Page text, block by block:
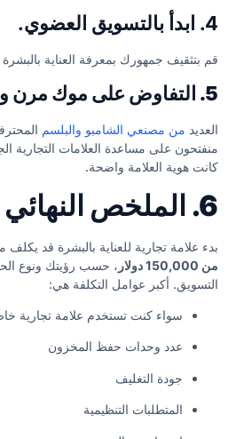
4. ابدأ بالتسويق العضوي.
قم بتثقيف جمهورك بمعرفة العناية بالبشرة
5. التفاوض على موك مرن ومهل زمنية مرنة.
العديد من مصنعي الشامبو والبلسم
منفتحون على مساعدة العلامات التجارية
كانت هوية العلامة واضحة.
6. الملخص النهائي
بدء علامة تجارية للعناية بالبشرة قد يكلف
من 150,000 دولار
، حسب رؤيتك ونوع
التسويق. أكبر عوامل التكلفة هي:
سواء كنت تستخدم علامة تجارية
عدد وحدات حفظ المخزون
جودة التغليف
المتطلبات التنظيمية